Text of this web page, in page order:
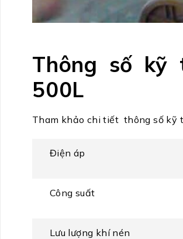
Thông số kỹ
500L
Tham khảo chi tiết thông số kỹ
Điện áp
Công suất
Lưu lượng khí nén